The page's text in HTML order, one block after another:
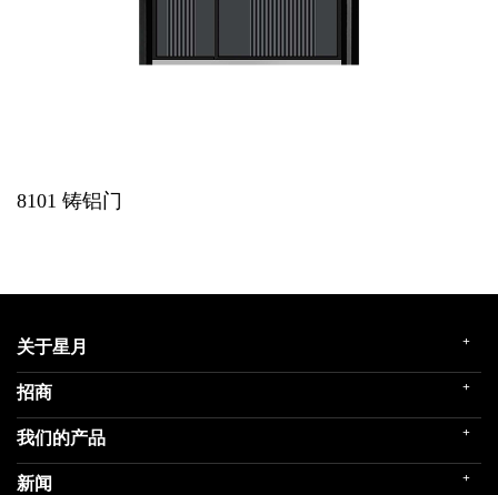
8101 铸铝门
关于星月 +
企业简介
企业文化
荣誉殿堂
招商 +
门店展示
我们的产品 +
民用家装（零售）
新闻 +